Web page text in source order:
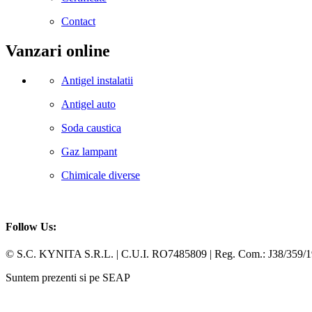
Contact
Vanzari online
Antigel instalatii
Antigel auto
Soda caustica
Gaz lampant
Chimicale diverse
Follow Us:
Facebook
Whatsapp
© S.C. KYNITA S.R.L. | C.U.I. RO7485809 | Reg. Com.: J38/359/
Suntem prezenti si pe SEAP